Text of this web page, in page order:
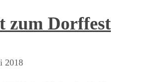
zum Dorffest
2018